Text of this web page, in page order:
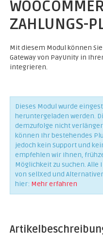
ZAHLUNGS-
Mit diesem Modul können
Gateway von PayUnity in
integrieren.
Dieses Modul wurde
heruntergeladen werden.
demzufolge nicht
können Ihr bestehendes
jedoch kein Support und
empfehlen wir Ihnen,
Möglichkeit zu suchen.
von sellXed und
hier: Mehr erfahren